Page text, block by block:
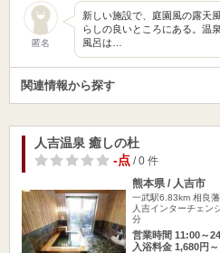
匿名
新しい施設で、庭園風の露天
らしの良いところにある。温
風呂は…
関連情報から探す
人吉温泉 癒しの杜
-点/ 0 件
熊本県 / 人吉市
一武駅6.83km 相良
人吉インターチェン
分
営業時間 11:00～
入浴料金 1,680円～